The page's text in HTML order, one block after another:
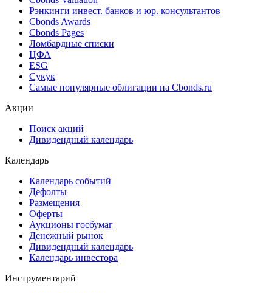
Best bid/ask
Cbonds Estimation
Cbonds Estimation Onshore
Cbonds Valuation
Рэнкинги инвест. банков и юр. консультантов
Cbonds Awards
Cbonds Pages
Ломбардные списки
ESG
Самые популярные облигации на Cbonds.ru
Дивидендный календарь
Календарь
Календарь событий
Дефолты
Размещения
Оферты
Денежный рынок